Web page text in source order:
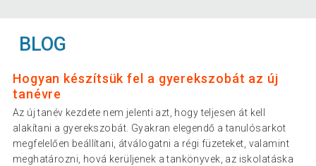
BLOG
Hogyan készítsük fel a gyerekszobát az új
tanévre
Az új tanév kezdete nem jelenti azt, hogy teljesen át kell
alakítani a gyerekszobát. Gyakran elegendő a tanulósarkot
megfelelően beállítani, átválogatni a régi füzeteket, valamint
meghatározni, hová kerüljenek a tankönyvek, az iskolatáska